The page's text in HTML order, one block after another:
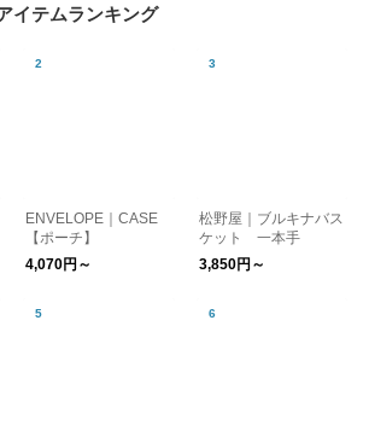
イテムランキング
ENVELOPE｜CASE
【ポーチ】
4,070円～
松野屋｜ブルキナバス
ケット 一本手
3,850円～